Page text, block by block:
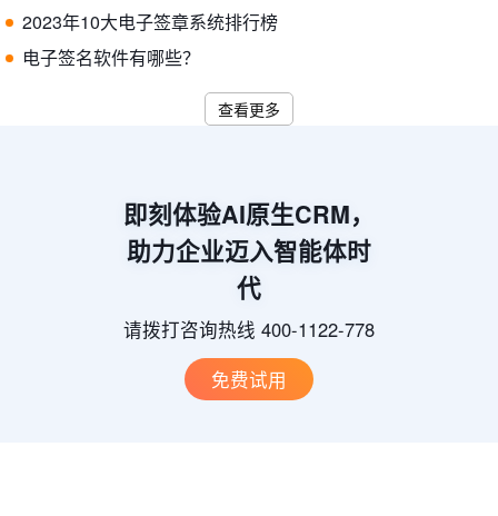
2023年10大电子签章系统排行榜
电子签名软件有哪些？
查看更多
即刻体验AI原生CRM，
助力企业迈入智能体时
代
请拨打咨询热线 400-1122-778
免费试用